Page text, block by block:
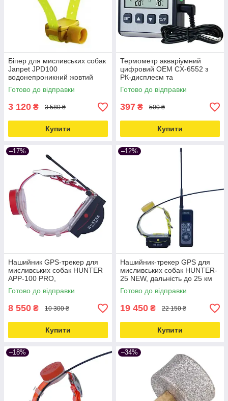
Біпер для мисливських собак
Janpet JPD100
водонепроникний жовтий
Love&Life -online-multimarket-
Готово до відправки
3 120 ₴ 3 580 ₴
Купити
Термометр акваріумний
цифровий OEM CX-6552 з
РК-дисплеєм та
температурним сповіщенням
Love&Life -online-multimarket-
Готово до відправки
397 ₴ 500 ₴
Купити
–17%
Нашийник GPS-трекер для
мисливських собак HUNTER
APP-100 PRO,
водонепроникний, червоний
Love&Life -online-multimarket-
Готово до відправки
8 550 ₴ 10 300 ₴
Купити
–12%
Нашийник-трекер GPS для
мисливських собак HUNTER-
25 NEW, дальність до 25 км
Love&Life -online-multimarket-
Готово до відправки
19 450 ₴ 22 150 ₴
Купити
–18% –34%